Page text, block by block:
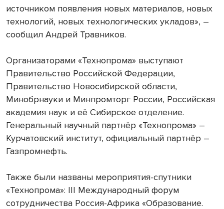
источником появления новых материалов, новых
технологий, новых технологических укладов», –
сообщил Андрей Травников.
Организаторами «Технопрома» выступают
Правительство Российской Федерации,
Правительство Новосибирской области,
Минобрнауки и Минпромторг России, Российская
академия наук и её Сибирское отделение.
Генеральный научный партнёр «Технопрома» –
Курчатовский институт, официальный партнёр –
Газпромнефть.
Также были названы мероприятия-спутники
«Технопрома»: III Международный форум
сотрудничества Россия-Африка «Образование.